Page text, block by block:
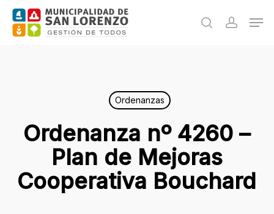
Skip
search
Ordenanzas
Ordenanza nº 4260 –
Plan de Mejoras
Cooperativa Bouchard